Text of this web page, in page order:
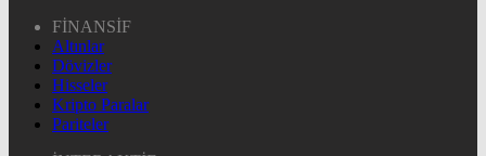
FİNANSİF
Altınlar
Dövizler
Hisseler
Kripto Paralar
Pariteler